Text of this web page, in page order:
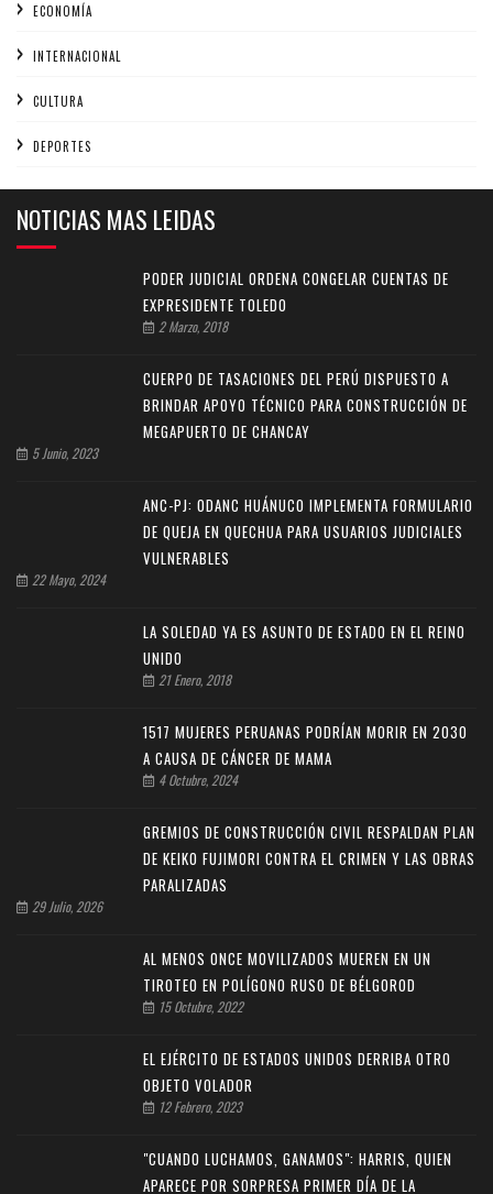
ECONOMÍA
INTERNACIONAL
CULTURA
DEPORTES
NOTICIAS MAS LEIDAS
PODER JUDICIAL ORDENA CONGELAR CUENTAS DE
EXPRESIDENTE TOLEDO
2 Marzo, 2018
CUERPO DE TASACIONES DEL PERÚ DISPUESTO A
BRINDAR APOYO TÉCNICO PARA CONSTRUCCIÓN DE
MEGAPUERTO DE CHANCAY
5 Junio, 2023
ANC-PJ: ODANC HUÁNUCO IMPLEMENTA FORMULARIO
DE QUEJA EN QUECHUA PARA USUARIOS JUDICIALES
VULNERABLES
22 Mayo, 2024
LA SOLEDAD YA ES ASUNTO DE ESTADO EN EL REINO
UNIDO
21 Enero, 2018
1517 MUJERES PERUANAS PODRÍAN MORIR EN 2030
A CAUSA DE CÁNCER DE MAMA
4 Octubre, 2024
GREMIOS DE CONSTRUCCIÓN CIVIL RESPALDAN PLAN
DE KEIKO FUJIMORI CONTRA EL CRIMEN Y LAS OBRAS
PARALIZADAS
29 Julio, 2026
AL MENOS ONCE MOVILIZADOS MUEREN EN UN
TIROTEO EN POLÍGONO RUSO DE BÉLGOROD
15 Octubre, 2022
EL EJÉRCITO DE ESTADOS UNIDOS DERRIBA OTRO
OBJETO VOLADOR
12 Febrero, 2023
"CUANDO LUCHAMOS, GANAMOS": HARRIS, QUIEN
APARECE POR SORPRESA PRIMER DÍA DE LA